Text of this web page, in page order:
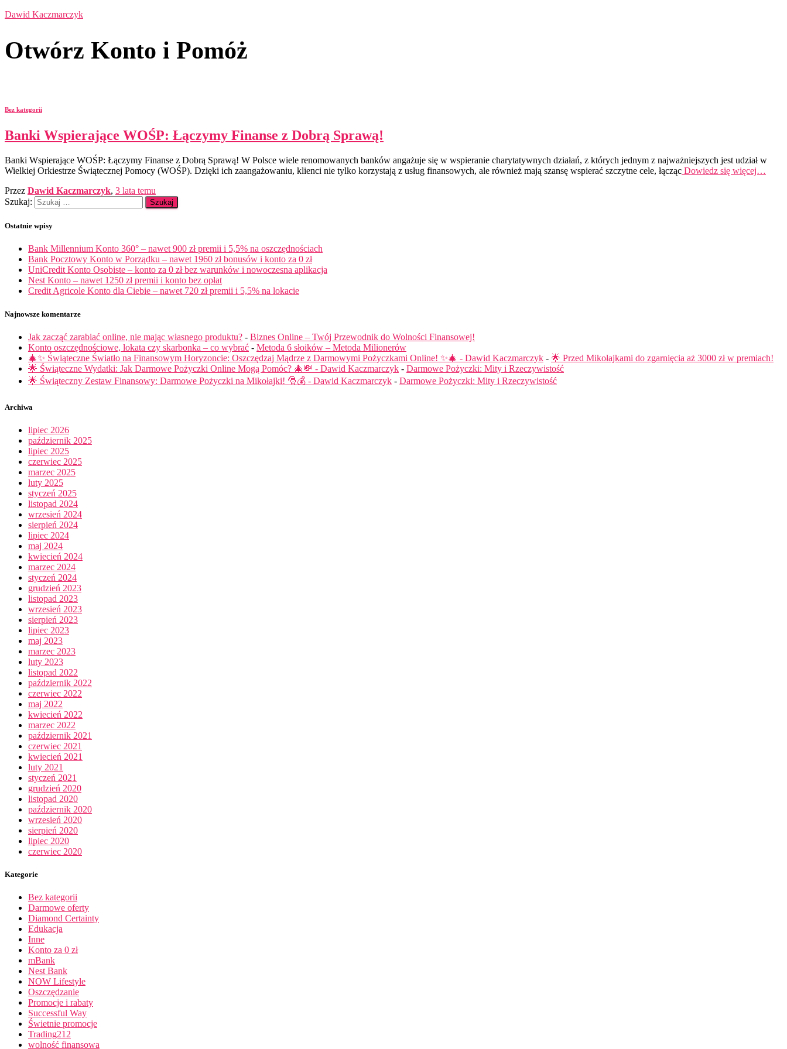
Dawid Kaczmarczyk
Otwórz Konto i Pomóż
Bez kategorii
Banki Wspierające WOŚP: Łączymy Finanse z Dobrą Sprawą!
Banki Wspierające WOŚP: Łączymy Finanse z Dobrą Sprawą! W Polsce wiele renomowanych banków angażuje się w wspieranie charytatywnych działań, z których jednym z najważniejszych jest udział w
Wielkiej Orkiestrze Świątecznej Pomocy (WOŚP). Dzięki ich zaangażowaniu, klienci nie tylko korzystają z usług finansowych, ale również mają szansę wspierać szczytne cele, łącząc Dowiedz się więcej…
Przez Dawid Kaczmarczyk, 3 lata temu
Szukaj:
Ostatnie wpisy
Bank Millennium Konto 360° – nawet 900 zł premii i 5,5% na oszczędnościach
Bank Pocztowy Konto w Porządku – nawet 1960 zł bonusów i konto za 0 zł
UniCredit Konto Osobiste – konto za 0 zł bez warunków i nowoczesna aplikacja
Nest Konto – nawet 1250 zł premii i konto bez opłat
Credit Agricole Konto dla Ciebie – nawet 720 zł premii i 5,5% na lokacie
Najnowsze komentarze
Jak zacząć zarabiać online, nie mając własnego produktu? - Biznes Online – Twój Przewodnik do Wolności Finansowej!
Konto oszczędnościowe, lokata czy skarbonka – co wybrać - Metoda 6 słoików – Metoda Milionerów
🎄✨ Świąteczne Światło na Finansowym Horyzoncie: Oszczędzaj Mądrze z Darmowymi Pożyczkami Online! ✨🎄 - Dawid Kaczmarczyk - 🌟 Przed Mikołajkami do zgarnięcia aż 3000 zł w premiach!
🌟 Świąteczne Wydatki: Jak Darmowe Pożyczki Online Mogą Pomóc? 🎄💸 - Dawid Kaczmarczyk - Darmowe Pożyczki: Mity i Rzeczywistość
🌟 Świąteczny Zestaw Finansowy: Darmowe Pożyczki na Mikołajki! 🎅💰 - Dawid Kaczmarczyk - Darmowe Pożyczki: Mity i Rzeczywistość
Archiwa
lipiec 2026
październik 2025
lipiec 2025
czerwiec 2025
marzec 2025
luty 2025
styczeń 2025
listopad 2024
wrzesień 2024
sierpień 2024
lipiec 2024
maj 2024
kwiecień 2024
marzec 2024
styczeń 2024
grudzień 2023
listopad 2023
wrzesień 2023
sierpień 2023
lipiec 2023
maj 2023
marzec 2023
luty 2023
listopad 2022
październik 2022
czerwiec 2022
maj 2022
kwiecień 2022
marzec 2022
październik 2021
czerwiec 2021
kwiecień 2021
luty 2021
styczeń 2021
grudzień 2020
listopad 2020
październik 2020
wrzesień 2020
sierpień 2020
lipiec 2020
czerwiec 2020
Kategorie
Bez kategorii
Darmowe oferty
Diamond Certainty
Edukacja
Inne
Konto za 0 zł
mBank
Nest Bank
NOW Lifestyle
Oszczędzanie
Promocje i rabaty
Successful Way
Świetnie promocje
Trading212
wolność finansowa